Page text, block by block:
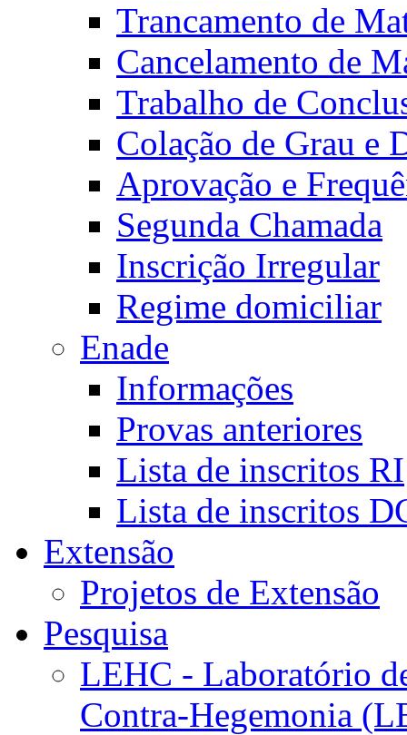
Trancamento de
Cancelamento de
Trabalho de
Colação de Grau e
Aprovação e
Segunda Chamada
Inscrição Irregular
Regime domiciliar
Enade
Informações
Provas anteriores
Lista de inscritos RI
Lista de inscritos
Extensão
Projetos de Extensão
Pesquisa
LEHC - Laboratório
Contra-Hegemonia